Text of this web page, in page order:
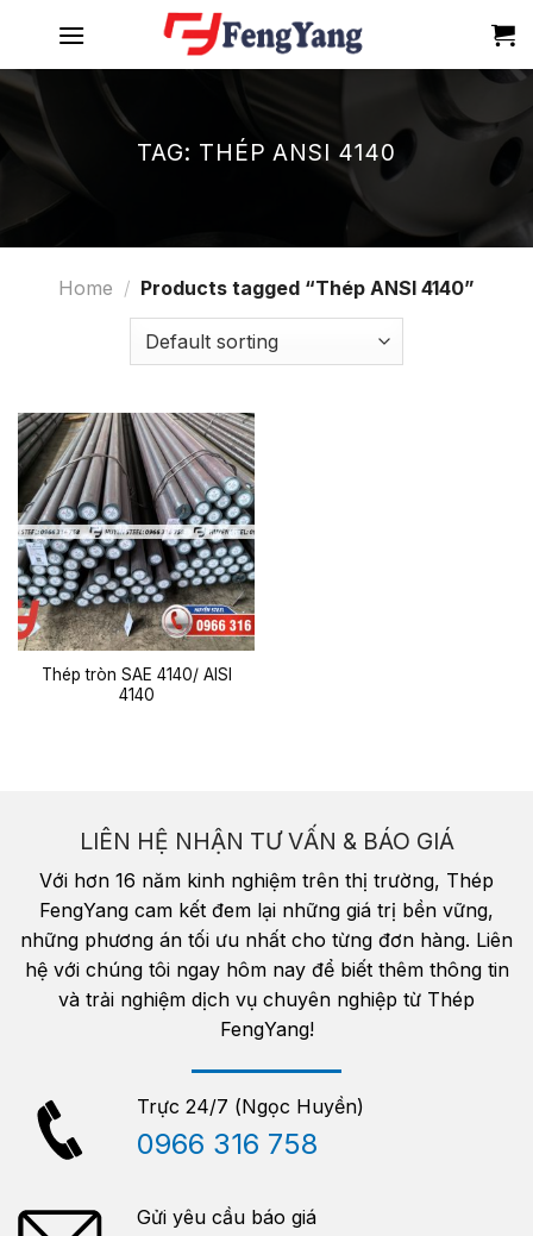
content
TAG: THÉP ANSI 4140
Home / Products tagged “Thép ANSI 4140”
Thép tròn SAE 4140/ AISI
4140
LIÊN HỆ NHẬN TƯ VẤN & BÁO GIÁ
Với hơn 16 năm kinh nghiệm trên thị trường, Thép
FengYang cam kết đem lại những giá trị bền vững,
những phương án tối ưu nhất cho từng đơn hàng. Liên
hệ với chúng tôi ngay hôm nay để biết thêm thông tin
và trải nghiệm dịch vụ chuyên nghiệp từ Thép
FengYang!
Trực 24/7 (Ngọc Huyền)
0966 316 758
Gửi yêu cầu báo giá